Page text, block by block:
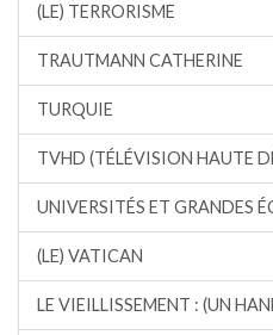
(LE) TERRORISME
TRAUTMANN CATHERINE
TURQUIE
TVHD (TÉLÉVISION HAUTE
UNIVERSITÉS ET GRANDES
(LE) VATICAN
LE VIEILLISSEMENT : (UN